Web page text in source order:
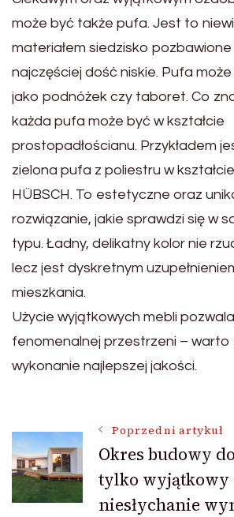
może być także pufa. Jest to
materiałem siedzisko
najczęściej dość niskie. Pufa
jako podnóżek czy taboret. Co
każda pufa może być w kształcie
prostopadłościanu. Przykładem
zielona pufa z poliestru w kształcie
HÜBSCH. To estetyczne oraz
rozwiązanie, jakie sprawdzi się w
typu. Ładny, delikatny kolor nie
lecz jest dyskretnym
mieszkania.
Użycie wyjątkowych mebli
fenomenalnej przestrzeni – warto
wykonanie najlepszej jakości.
Nawigacja
wpisu
Poprzedni artykuł
Okres budowy
tylko wyjątkowy
niesłychanie